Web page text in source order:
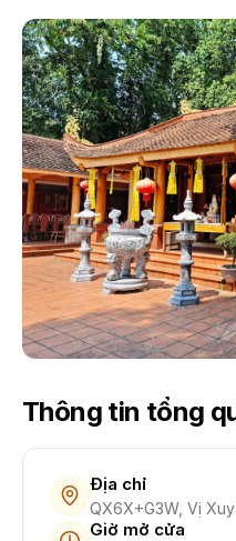
Thông tin tổng
Địa chỉ
QX6X+G3W, Vị
Giờ mở cửa